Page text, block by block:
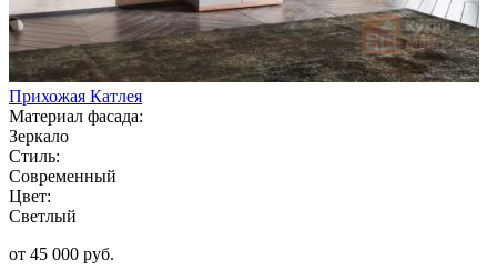
Прихожая Катлея
Материал фасада:
Зеркало
Стиль:
Современный
Цвет:
Светлый
от 45 000 руб.